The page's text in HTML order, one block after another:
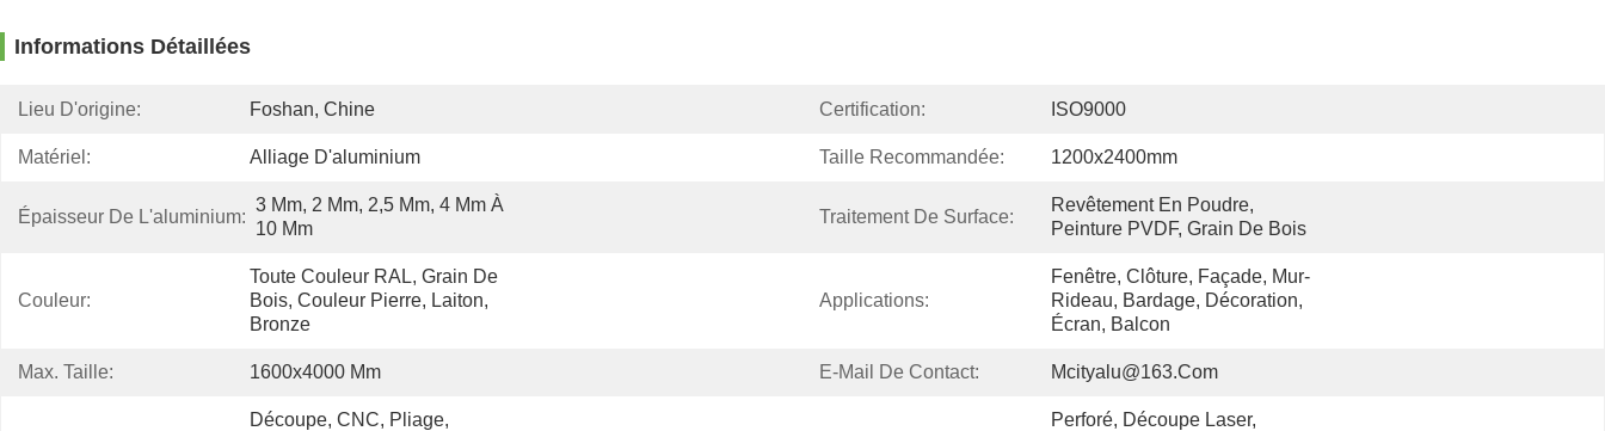
Informations Détaillées
Lieu D'origine: Foshan, Chine Certification: ISO9000
Matériel: Alliage D'aluminium Taille Recommandée: 1200x2400mm
Épaisseur De L'aluminium:
3 Mm, 2 Mm, 2,5 Mm, 4 Mm À
10 Mm
Traitement De Surface:
Revêtement En Poudre,
Peinture PVDF, Grain De Bois
Couleur:
Toute Couleur RAL, Grain De
Bois, Couleur Pierre, Laiton,
Bronze
Applications:
Fenêtre, Clôture, Façade, Mur-
Rideau, Bardage, Décoration,
Écran, Balcon
Max. Taille: 1600x4000 Mm E-Mail De Contact: Mcityalu@163.com
Découpe, CNC, Pliage,
Perforé, Découpe Laser,